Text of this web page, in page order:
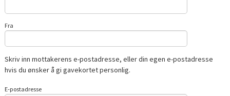
Fra
Skriv inn mottakerens e-postadresse, eller din egen e-postadresse
hvis du ønsker å gi gavekortet personlig.
E-postadresse